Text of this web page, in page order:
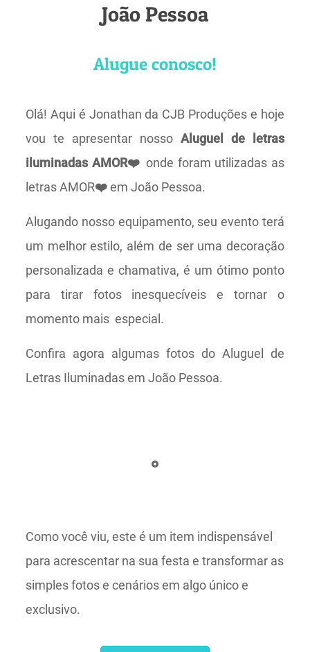
João Pessoa
Alugue conosco!
Olá! Aqui é Jonathan da CJB Produções e hoje
vou te apresentar nosso Aluguel de letras
iluminadas AMOR❤️ onde foram utilizadas as
letras AMOR❤️em João Pessoa.
Alugando nosso equipamento, seu evento terá
um melhor estilo, além de ser uma decoração
personalizada e chamativa, é um ótimo ponto
para tirar fotos inesquecíveis e tornar o
momento mais especial.
Confira agora algumas fotos do Aluguel de
Letras Iluminadas em João Pessoa.
Como você viu, este é um item indispensável
para acrescentar na sua festa e transformar as
simples fotos e cenários em algo único e
exclusivo.